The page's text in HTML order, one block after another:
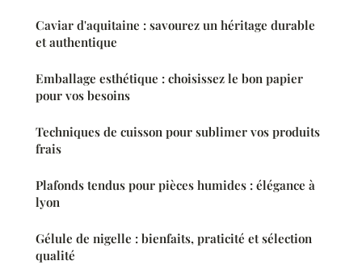
Caviar d'aquitaine : savourez un héritage durable
et authentique
Emballage esthétique : choisissez le bon papier
pour vos besoins
Techniques de cuisson pour sublimer vos produits
frais
Plafonds tendus pour pièces humides : élégance à
lyon
Gélule de nigelle : bienfaits, praticité et sélection
qualité